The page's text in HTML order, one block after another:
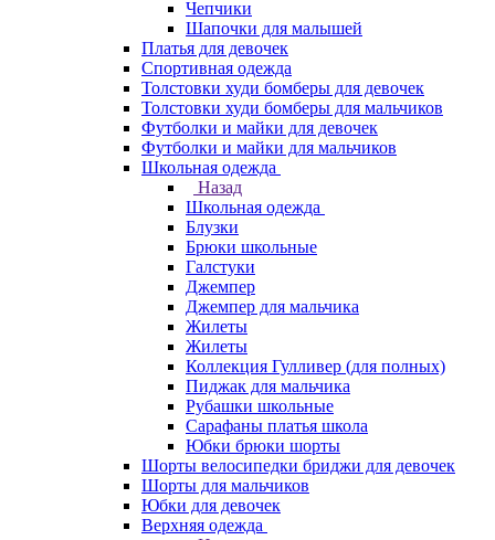
Чепчики
Шапочки для малышей
Платья для девочек
Спортивная одежда
Толстовки худи бомберы для девочек
Толстовки худи бомберы для мальчиков
Футболки и майки для девочек
Футболки и майки для мальчиков
Школьная одежда
Назад
Школьная одежда
Блузки
Брюки школьные
Галстуки
Джемпер
Джемпер для мальчика
Жилеты
Жилеты
Коллекция Гулливер (для полных)
Пиджак для мальчика
Рубашки школьные
Сарафаны платья школа
Юбки брюки шорты
Шорты велосипедки бриджи для девочек
Шорты для мальчиков
Юбки для девочек
Верхняя одежда